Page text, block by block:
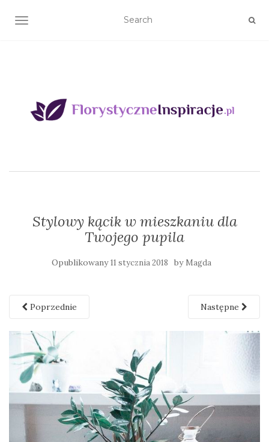
TOGGLE NAVIGATION
Stylowy kącik w mieszkaniu dla
Twojego pupila
Opublikowany11 stycznia 2018 by Magda
Poprzednie Następne